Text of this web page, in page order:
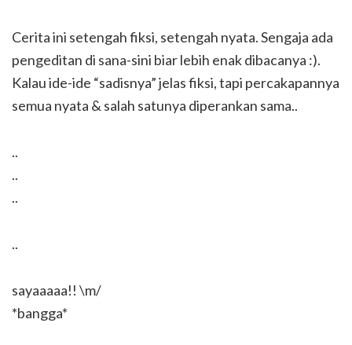
Cerita ini setengah fiksi, setengah nyata. Sengaja ada
pengeditan di sana-sini biar lebih enak dibacanya :).
Kalau ide-ide “sadisnya” jelas fiksi, tapi percakapannya
semua nyata & salah satunya diperankan sama..
..
..
..
..
sayaaaaa!! \m/
*bangga*